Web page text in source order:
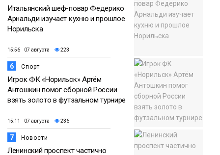
Итальянский шеф-повар Федерико
Арнальди изучает кухню и прошлое
Норильска
15:56 07 августа 223
6 Спорт
Игрок ФК «Норильск» Артём
Антошкин помог сборной России
взять золото в футзальном турнире
15:11 07 августа 236
7 Новости
Ленинский проспект частично